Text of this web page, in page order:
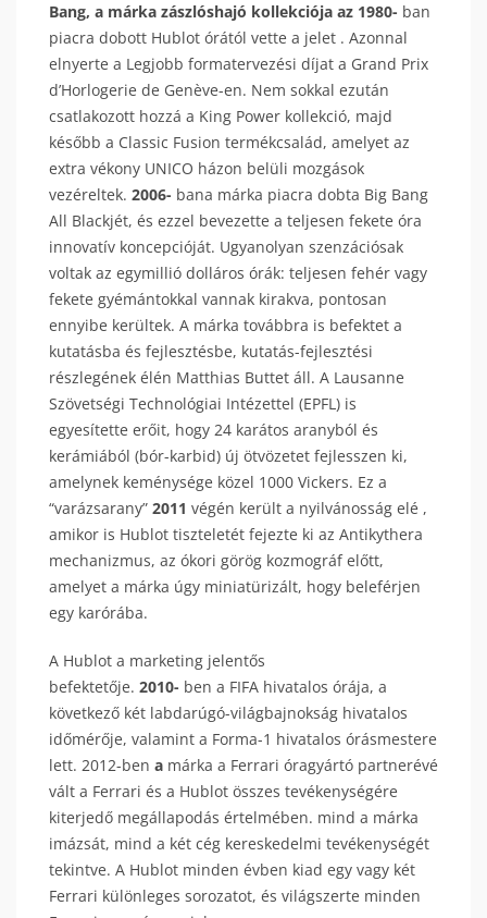
Bang, a márka zászlóshajó kollekciója az 1980- ban
piacra dobott Hublot órától vette a jelet . Azonnal
elnyerte a Legjobb formatervezési díjat a Grand Prix
d’Horlogerie de Genève-en. Nem sokkal ezután
csatlakozott hozzá a King Power kollekció, majd
később a Classic Fusion termékcsalád, amelyet az
extra vékony UNICO házon belüli mozgások
vezéreltek. 2006- bana márka piacra dobta Big Bang
All Blackjét, és ezzel bevezette a teljesen fekete óra
innovatív koncepcióját. Ugyanolyan szenzációsak
voltak az egymillió dolláros órák: teljesen fehér vagy
fekete gyémántokkal vannak kirakva, pontosan
ennyibe kerültek. A márka továbbra is befektet a
kutatásba és fejlesztésbe, kutatás-fejlesztési
részlegének élén Matthias Buttet áll. A Lausanne
Szövetségi Technológiai Intézettel (EPFL) is
egyesítette erőit, hogy 24 karátos aranyból és
kerámiából (bór-karbid) új ötvözetet fejlesszen ki,
amelynek keménysége közel 1000 Vickers. Ez a
“varázsarany” 2011 végén került a nyilvánosság elé ,
amikor is Hublot tiszteletét fejezte ki az Antikythera
mechanizmus, az ókori görög kozmográf előtt,
amelyet a márka úgy miniatürizált, hogy beleférjen
egy karórába.
A Hublot a marketing jelentős
befektetője. 2010- ben a FIFA hivatalos órája, a
következő két labdarúgó-világbajnokság hivatalos
időmérője, valamint a Forma-1 hivatalos órásmestere
lett. 2012-ben a márka a Ferrari óragyártó partnerévé
vált a Ferrari és a Hublot összes tevékenységére
kiterjedő megállapodás értelmében. mind a márka
imázsát, mind a két cég kereskedelmi tevékenységét
tekintve. A Hublot minden évben kiad egy vagy két
Ferrari különleges sorozatot, és világszerte minden